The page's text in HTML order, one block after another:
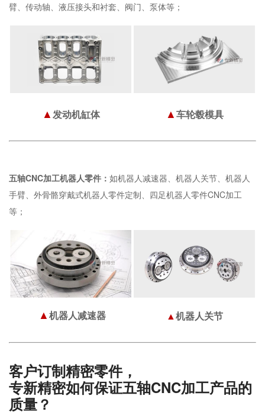
臂、传动轴、液压接头和衬套、阀门、泵体等；
▲发动机缸体 ▲车轮毂模具
五轴CNC加工机器人零件： 如机器人减速器、机器人关节、机器人
手臂、外骨骼穿戴式机器人零件定制、四足机器人零件CNC加工
等；
▲ 机器人减速器 ▲机器人关节
客户订制精密零件，
专新精密如何保证五轴CNC加工产品的
质量？